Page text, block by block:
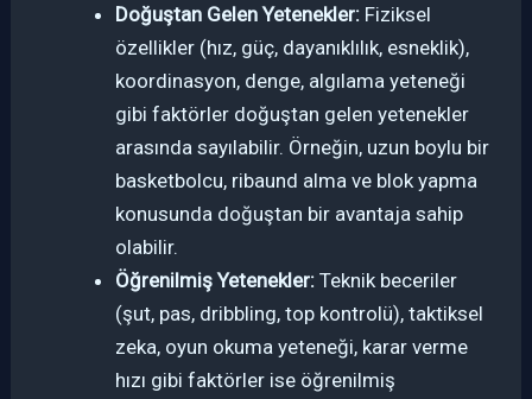
Doğuştan Gelen Yetenekler: Fiziksel
özellikler (hız, güç, dayanıklılık, esneklik),
koordinasyon, denge, algılama yeteneği
gibi faktörler doğuştan gelen yetenekler
arasında sayılabilir. Örneğin, uzun boylu bir
basketbolcu, ribaund alma ve blok yapma
konusunda doğuştan bir avantaja sahip
olabilir.
Öğrenilmiş Yetenekler: Teknik beceriler
(şut, pas, dribbling, top kontrolü), taktiksel
zeka, oyun okuma yeteneği, karar verme
hızı gibi faktörler ise öğrenilmiş